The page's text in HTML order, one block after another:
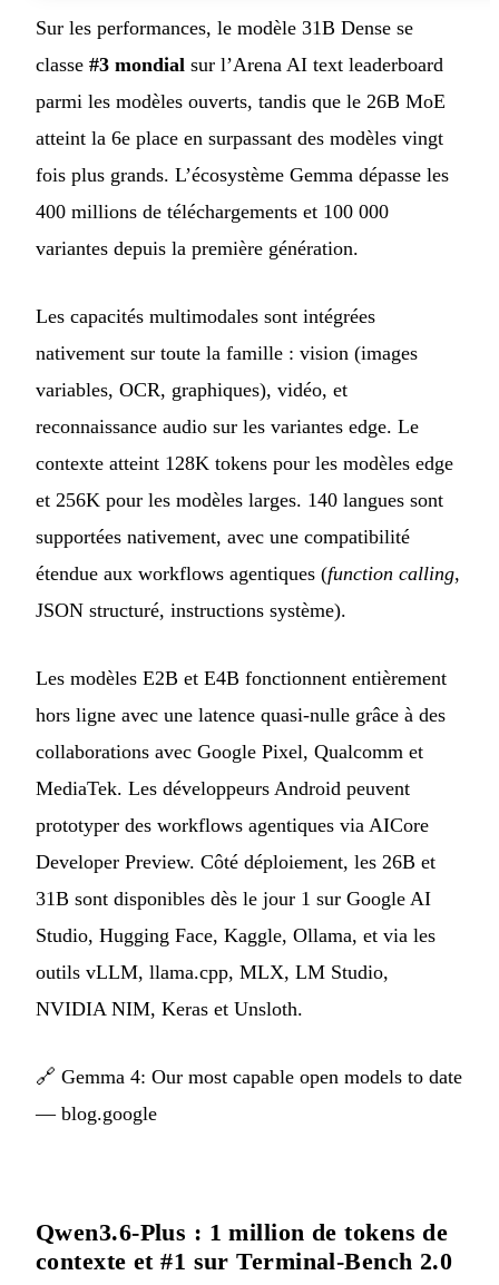
Sur les performances, le modèle 31B Dense se
classe #3 mondial sur l’Arena AI text leaderboard
parmi les modèles ouverts, tandis que le 26B MoE
atteint la 6e place en surpassant des modèles vingt
fois plus grands. L’écosystème Gemma dépasse les
400 millions de téléchargements et 100 000
variantes depuis la première génération.
Les capacités multimodales sont intégrées
nativement sur toute la famille : vision (images
variables, OCR, graphiques), vidéo, et
reconnaissance audio sur les variantes edge. Le
contexte atteint 128K tokens pour les modèles edge
et 256K pour les modèles larges. 140 langues sont
supportées nativement, avec une compatibilité
étendue aux workflows agentiques (function calling,
JSON structuré, instructions système).
Les modèles E2B et E4B fonctionnent entièrement
hors ligne avec une latence quasi-nulle grâce à des
collaborations avec Google Pixel, Qualcomm et
MediaTek. Les développeurs Android peuvent
prototyper des workflows agentiques via AICore
Developer Preview. Côté déploiement, les 26B et
31B sont disponibles dès le jour 1 sur Google AI
Studio, Hugging Face, Kaggle, Ollama, et via les
outils vLLM, llama.cpp, MLX, LM Studio,
NVIDIA NIM, Keras et Unsloth.
🔗 Gemma 4: Our most capable open models to date
— blog.google
Qwen3.6-Plus : 1 million de tokens de
contexte et #1 sur Terminal-Bench 2.0